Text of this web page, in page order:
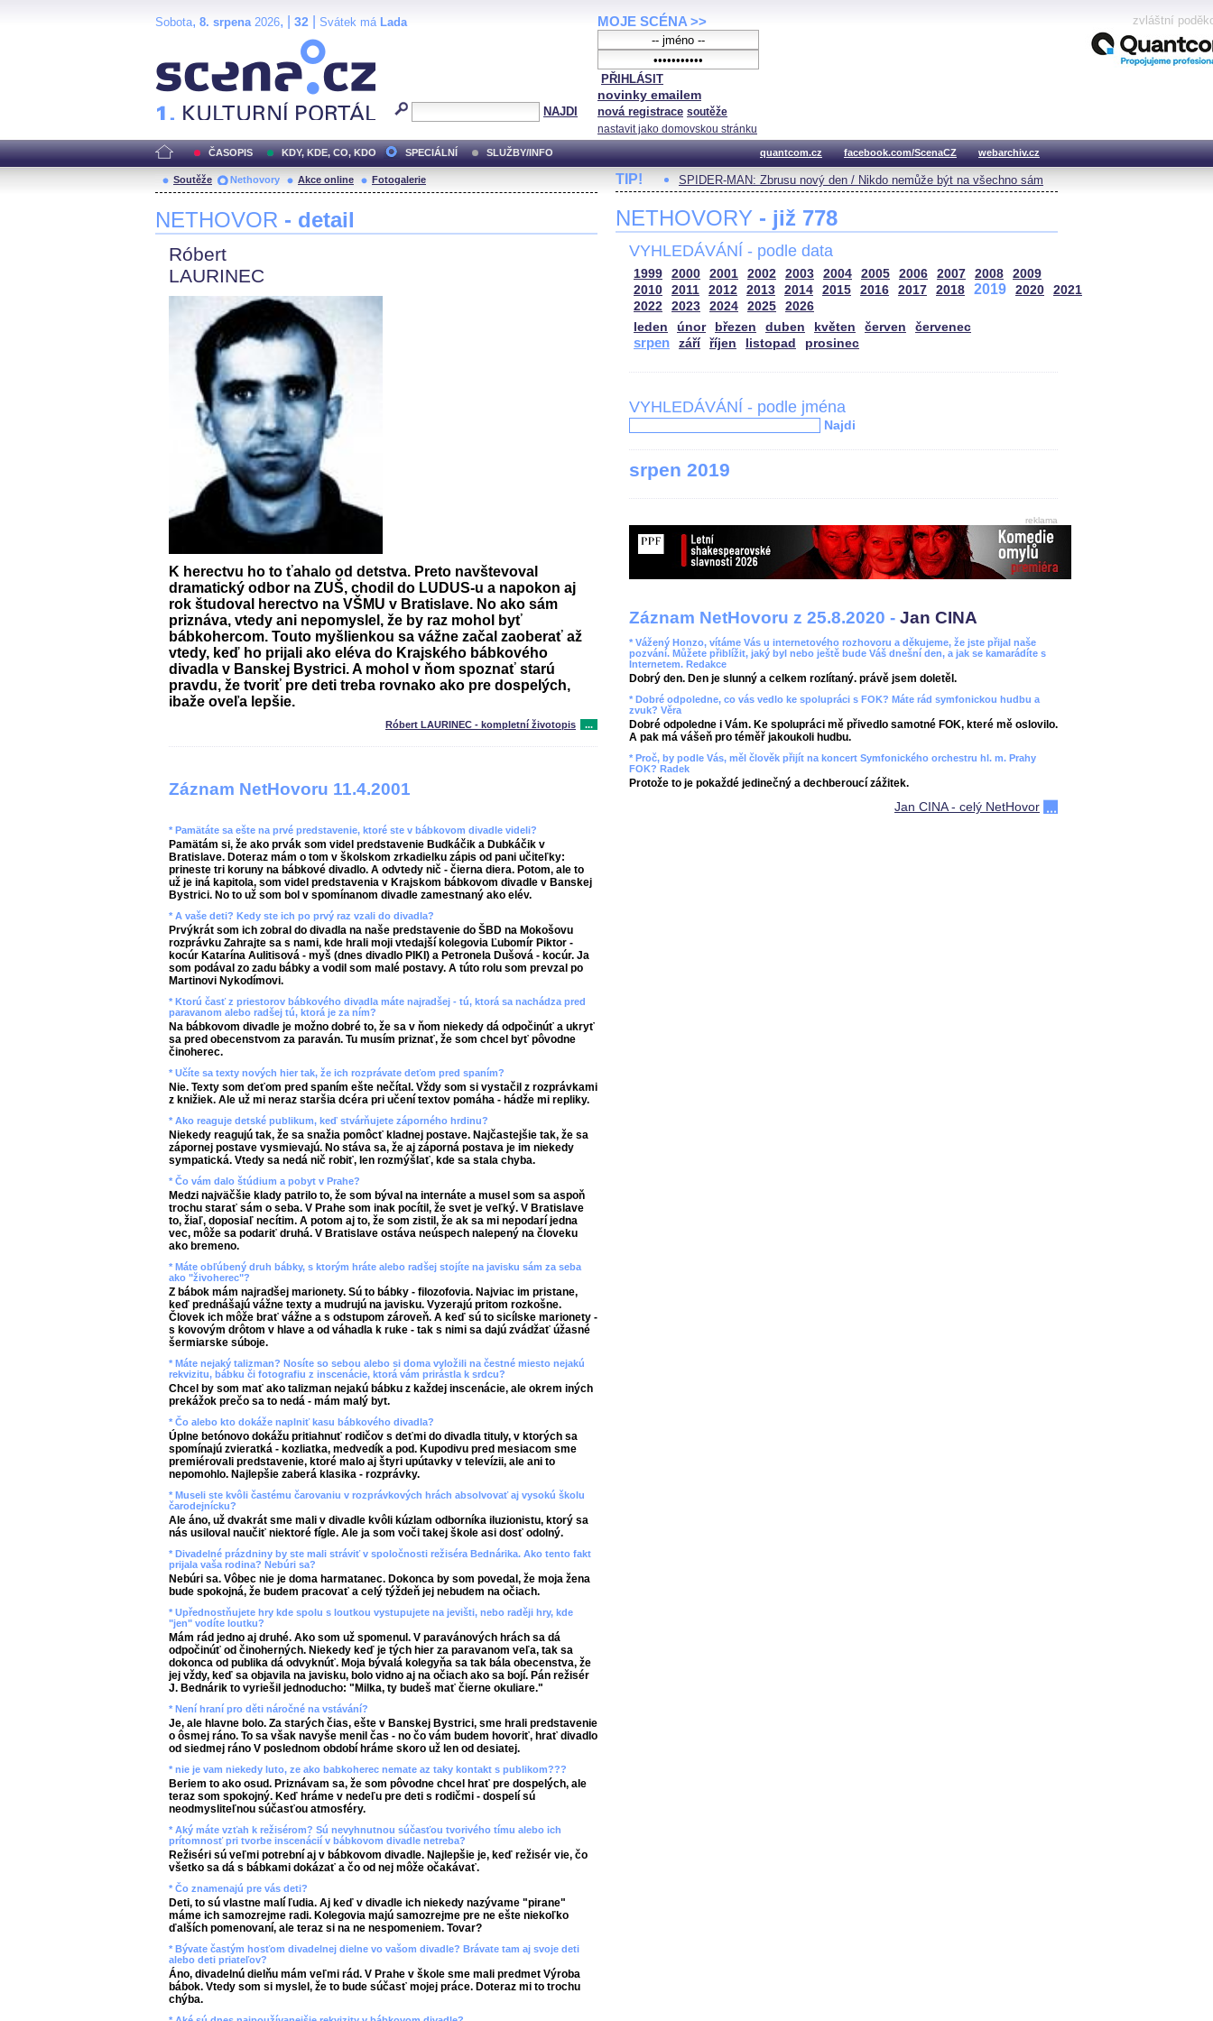
Sobota, 8. srpena2026, | 32 Svátek má Lada
NAJDI
MOJE SCÉNA >>
PŘIHLÁSIT
novinky emailem
nová registrace soutěže
nastavit jako domovskou stránku
zvláštní
ČASOPIS KDY, KDE, CO, KDO SPECIÁLNÍ SLUŽBY/INFO quantcom.cz facebook.com/ScenaCZ webarchiv.cz
Soutěže Nethovory Akce online Fotogalerie
NETHOVOR - detail
Róbert
LAURINEC
K herectvu ho to ťahalo od detstva. Preto navštevoval
dramatický odbor na ZUŠ, chodil do LUDUS-u a napokon aj
rok študoval herectvo na VŠMU v Bratislave. No ako sám
priznáva, vtedy ani nepomyslel, že by raz mohol byť
bábkohercom. Touto myšlienkou sa vážne začal zaoberať až
vtedy, keď ho prijali ako eléva do Krajského bábkového
divadla v Banskej Bystrici. A mohol v ňom spoznať starú
pravdu, že tvoriť pre deti treba rovnako ako pre dospelých,
ibaže oveľa lepšie.
Róbert LAURINEC - kompletní životopis ...
Záznam NetHovoru 11.4.2001
* Pamätáte sa ešte na prvé predstavenie, ktoré ste v bábkovom divadle videli?
Pamätám si, že ako prvák som videl predstavenie Budkáčik a Dubkáčik v
Bratislave. Doteraz mám o tom v školskom zrkadielku zápis od pani učiteľky:
prineste tri koruny na bábkové divadlo. A odvtedy nič - čierna diera. Potom, ale to
už je iná kapitola, som videl predstavenia v Krajskom bábkovom divadle v Banskej
Bystrici. No to už som bol v spomínanom divadle zamestnaný ako elév.
* A vaše deti? Kedy ste ich po prvý raz vzali do divadla?
Prvýkrát som ich zobral do divadla na naše predstavenie do ŠBD na Mokošovu
rozprávku Zahrajte sa s nami, kde hrali moji vtedajší kolegovia Ľubomír Piktor -
kocúr Katarína Aulitisová - myš (dnes divadlo PIKI) a Petronela Dušová - kocúr. Ja
som podával zo zadu bábky a vodil som malé postavy. A túto rolu som prevzal po
Martinovi Nykodímovi.
* Ktorú časť z priestorov bábkového divadla máte najradšej - tú, ktorá sa nachádza pred
paravanom alebo radšej tú, ktorá je za ním?
Na bábkovom divadle je možno dobré to, že sa v ňom niekedy dá odpočinúť a ukryť
sa pred obecenstvom za paraván. Tu musím priznať, že som chcel byť pôvodne
činoherec.
* Učíte sa texty nových hier tak, že ich rozprávate deťom pred spaním?
Nie. Texty som deťom pred spaním ešte nečítal. Vždy som si vystačil z rozprávkami
z knižiek. Ale už mi neraz staršia dcéra pri učení textov pomáha - hádže mi repliky.
* Ako reaguje detské publikum, keď stvárňujete záporného hrdinu?
Niekedy reagujú tak, že sa snažia pomôcť kladnej postave. Najčastejšie tak, že sa
zápornej postave vysmievajú. No stáva sa, že aj záporná postava je im niekedy
sympatická. Vtedy sa nedá nič robiť, len rozmýšlať, kde sa stala chyba.
* Čo vám dalo štúdium a pobyt v Prahe?
Medzi najväčšie klady patrilo to, že som býval na internáte a musel som sa aspoň
trochu starať sám o seba. V Prahe som inak pocítil, že svet je veľký. V Bratislave
to, žiaľ, doposiaľ necítim. A potom aj to, že som zistil, že ak sa mi nepodarí jedna
vec, môže sa podariť druhá. V Bratislave ostáva neúspech nalepený na človeku
ako bremeno.
* Máte obľúbený druh bábky, s ktorým hráte alebo radšej stojíte na javisku sám za seba
ako "živoherec"?
Z bábok mám najradšej marionety. Sú to bábky - filozofovia. Najviac im pristane,
keď prednášajú vážne texty a mudrujú na javisku. Vyzerajú pritom rozkošne.
Človek ich môže brať vážne a s odstupom zároveň. A keď sú to sicílske marionety -
s kovovým drôtom v hlave a od váhadla k ruke - tak s nimi sa dajú zvádžať úžasné
šermiarske súboje.
* Máte nejaký talizman? Nosíte so sebou alebo si doma vyložili na čestné miesto nejakú
rekvizitu, bábku či fotografiu z inscenácie, ktorá vám prirástla k srdcu?
Chcel by som mať ako talizman nejakú bábku z každej inscenácie, ale okrem iných
prekážok prečo sa to nedá - mám malý byt.
* Čo alebo kto dokáže naplniť kasu bábkového divadla?
Úplne betónovo dokážu pritiahnuť rodičov s deťmi do divadla tituly, v ktorých sa
spomínajú zvieratká - kozliatka, medvedík a pod. Kupodivu pred mesiacom sme
premiérovali predstavenie, ktoré malo aj štyri upútavky v televízii, ale ani to
nepomohlo. Najlepšie zaberá klasika - rozprávky.
* Museli ste kvôli častému čarovaniu v rozprávkových hrách absolvovať aj vysokú školu
čarodejnícku?
Ale áno, už dvakrát sme mali v divadle kvôli kúzlam odborníka iluzionistu, ktorý sa
nás usiloval naučiť niektoré fígle. Ale ja som voči takej škole asi dosť odolný.
* Divadelné prázdniny by ste mali stráviť v spoločnosti režiséra Bednárika. Ako tento fakt
prijala vaša rodina? Nebúri sa?
Nebúri sa. Vôbec nie je doma harmatanec. Dokonca by som povedal, že moja žena
bude spokojná, že budem pracovať a celý týždeň jej nebudem na očiach.
* Upřednostňujete hry kde spolu s loutkou vystupujete na jevišti, nebo raději hry, kde
"jen" vodíte loutku?
Mám rád jedno aj druhé. Ako som už spomenul. V paravánových hrách sa dá
odpočinúť od činoherných. Niekedy keď je tých hier za paravanom veľa, tak sa
dokonca od publika dá odvyknúť. Moja bývalá kolegyňa sa tak bála obecenstva, že
jej vždy, keď sa objavila na javisku, bolo vidno aj na očiach ako sa bojí. Pán režisér
J. Bednárik to vyriešil jednoducho: "Milka, ty budeš mať čierne okuliare."
* Není hraní pro děti náročné na vstávání?
Je, ale hlavne bolo. Za starých čias, ešte v Banskej Bystrici, sme hrali predstavenie
o ôsmej ráno. To sa však navyše menil čas - no čo vám budem hovoriť, hrať divadlo
od siedmej ráno V poslednom období hráme skoro už len od desiatej.
* nie je vam niekedy luto, ze ako babkoherec nemate az taky kontakt s publikom???
Beriem to ako osud. Priznávam sa, že som pôvodne chcel hrať pre dospelých, ale
teraz som spokojný. Keď hráme v nedeľu pre deti s rodičmi - dospelí sú
neodmysliteľnou súčasťou atmosféry.
* Aký máte vzťah k režisérom? Sú nevyhnutnou súčasťou tvorivého tímu alebo ich
prítomnosť pri tvorbe inscenácií v bábkovom divadle netreba?
Režiséri sú veľmi potrební aj v bábkovom divadle. Najlepšie je, keď režisér vie, čo
všetko sa dá s bábkami dokázať a čo od nej môže očakávať.
* Čo znamenajú pre vás deti?
Deti, to sú vlastne malí ľudia. Aj keď v divadle ich niekedy nazývame "pirane"
máme ich samozrejme radi. Kolegovia majú samozrejme pre ne ešte niekoľko
ďalších pomenovaní, ale teraz si na ne nespomeniem. Tovar?
* Bývate častým hosťom divadelnej dielne vo vašom divadle? Brávate tam aj svoje deti
alebo deti priateľov?
Áno, divadelnú dielňu mám veľmi rád. V Prahe v škole sme mali predmet Výroba
bábok. Vtedy som si myslel, že to bude súčasť mojej práce. Doteraz mi to trochu
chýba.
TIP! SPIDER-MAN: Zbrusu nový den / Nikdo nemůže být na všechno sám
NETHOVORY - již 778
VYHLEDÁVÁNÍ - podle data
1999 2000 2001 2002 2003 2004 2005 2006 2007 2008
2009
2010
2011 2012 2013 2014 2015 2016 2017 2018 2019 2020
2021
2022
2023 2024 2025
2026
leden
únor březen duben květen červen červenec
srpen září říjen listopad prosinec
VYHLEDÁVÁNÍ - podle jména
Najdi
srpen 2019
reklama
Záznam NetHovoru z 25.8.2020 - Jan CINA
* Vážený Honzo, vítáme Vás u internetového rozhovoru a děkujeme, že jste přijal naše
pozvání. Můžete přiblížit, jaký byl nebo ještě bude Váš dnešní den, a jak se kamarádíte s
Internetem. Redakce
Dobrý den. Den je slunný a celkem rozlítaný. právě jsem doletěl.
* Dobré odpoledne, co vás vedlo ke spolupráci s FOK? Máte rád symfonickou hudbu a
zvuk? Věra
Dobré odpoledne i Vám. Ke spolupráci mě přivedlo samotné FOK, které mě oslovilo.
A pak má vášeň pro téměř jakoukoli hudbu.
* Proč, by podle Vás, měl člověk přijít na koncert Symfonického orchestru hl. m. Prahy
FOK? Radek
Protože to je pokaždé jedinečný a dechberoucí zážitek.
Jan CINA - celý NetHovor